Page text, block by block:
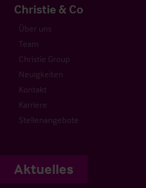
Christie & Co
Über uns
Team
Christie Group
Neuigkeiten
Kontakt
Karriere
Stellenangebote
Aktuelles